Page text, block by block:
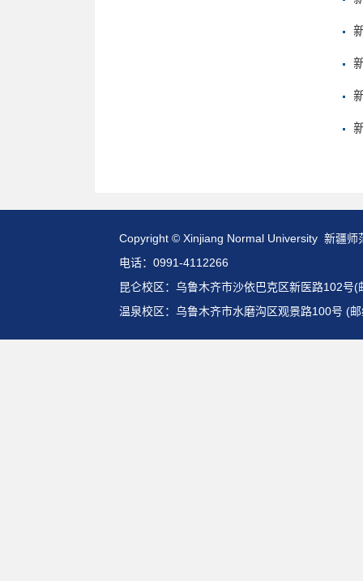
Copyright © Xinjiang Normal University 新疆师
电话：0991-4112266
昆仑校区：乌鲁木齐市沙依巴克区新医路102号(
温泉校区：乌鲁木齐市水磨沟区观景路100号 (